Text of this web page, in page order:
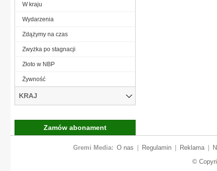
W kraju
Wydarzenia
Zdążymy na czas
Zwyżka po stagnacji
Złoto w NBP
Żywność
KRAJ
Zamów abonament
Gremi Media: O nas Regulamin Reklama
©